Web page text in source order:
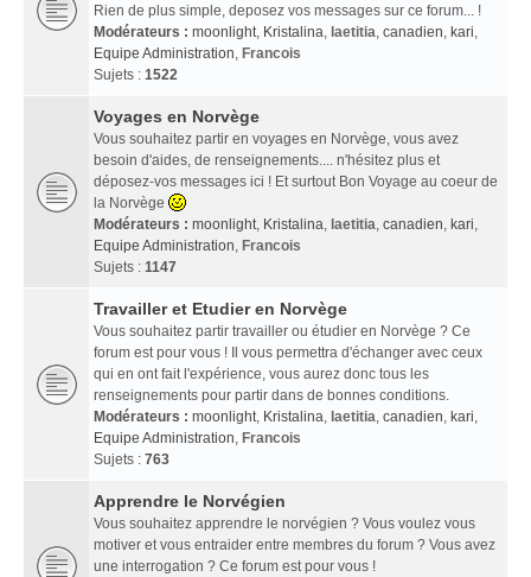
Rien de plus simple, deposez vos messages sur ce forum... !
Modérateurs : moonlight, Kristalina, laetitia, canadien, kari,
Equipe Administration, Francois
Sujets : 1522
Voyages en Norvège
Vous souhaitez partir en voyages en Norvège, vous avez
besoin d'aides, de renseignements.... n'hésitez plus et
déposez-vos messages ici ! Et surtout Bon Voyage au coeur de
la Norvège
Modérateurs : moonlight, Kristalina, laetitia, canadien, kari,
Equipe Administration, Francois
Sujets : 1147
Travailler et Etudier en Norvège
Vous souhaitez partir travailler ou étudier en Norvège ? Ce
forum est pour vous ! Il vous permettra d'échanger avec ceux
qui en ont fait l'expérience, vous aurez donc tous les
renseignements pour partir dans de bonnes conditions.
Modérateurs : moonlight, Kristalina, laetitia, canadien, kari,
Equipe Administration, Francois
Sujets : 763
Apprendre le Norvégien
Vous souhaitez apprendre le norvégien ? Vous voulez vous
motiver et vous entraider entre membres du forum ? Vous avez
une interrogation ? Ce forum est pour vous !